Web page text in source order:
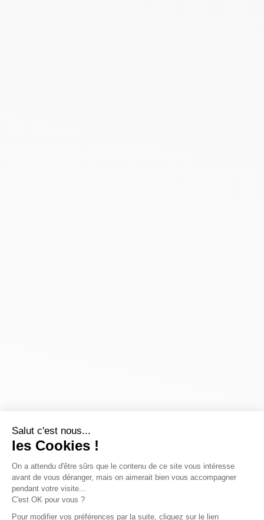
Salut c'est nous...
les Cookies !
On a attendu d'être sûrs que le contenu de ce site vous intéresse
avant de vous déranger, mais on aimerait bien vous accompagner
pendant votre visite...
C'est OK pour vous ?
Pour modifier vos préférences par la suite, cliquez sur le lien